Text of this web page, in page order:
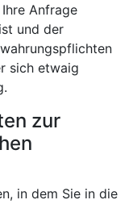
Anfrage
und der
sich etwaig
zur
in dem Sie in die